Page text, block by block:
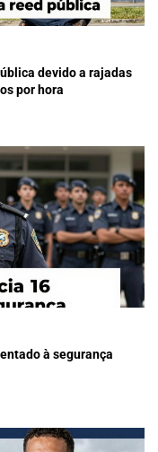
devido a rajadas
por hora
à segurança